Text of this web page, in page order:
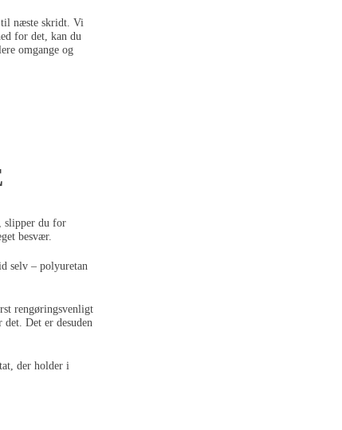
til næste skridt. Vi
for det, kan du
omgange og
slipper du for
besvær.
selv – polyuretan
rengøringsvenligt
Det er desuden
der holder i